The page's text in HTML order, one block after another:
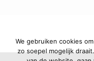
We gebruiken cookies
zo soepel mogelijk